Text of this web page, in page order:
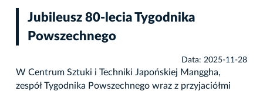
Jubileusz 80-lecia Tygodnika
Powszechnego
Data: 2025-11-28
W Centrum Sztuki i Techniki Japońskiej Manggha,
zespół Tygodnika Powszechnego wraz z przyjaciółmi